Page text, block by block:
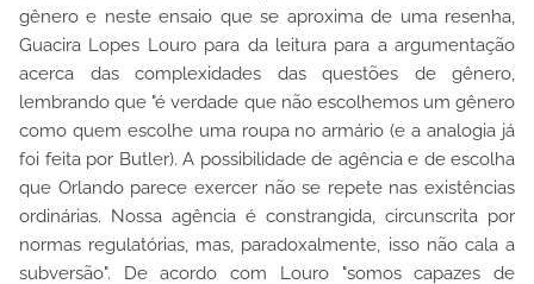
gênero e neste ensaio que se aproxima de uma resenha,
Guacira Lopes Louro para da leitura para a argumentação
acerca das complexidades das questões de gênero,
lembrando que "é verdade que não escolhemos um gênero
como quem escolhe uma roupa no armário (e a analogia já
foi feita por Butler). A possibilidade de agência e de escolha
que Orlando parece exercer não se repete nas existências
ordinárias. Nossa agência é constrangida, circunscrita por
normas regulatórias, mas, paradoxalmente, isso não cala a
subversão". De acordo com Louro "somos capazes de